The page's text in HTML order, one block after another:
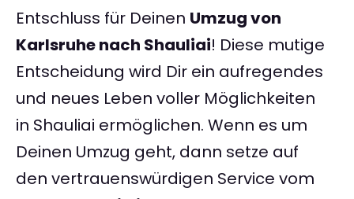
Entschluss für Deinen Umzug von
Karlsruhe nach Shauliai! Diese mutige
Entscheidung wird Dir ein aufregendes
und neues Leben voller Möglichkeiten
in Shauliai ermöglichen. Wenn es um
Deinen Umzug geht, dann setze auf
den vertrauenswürdigen Service vom